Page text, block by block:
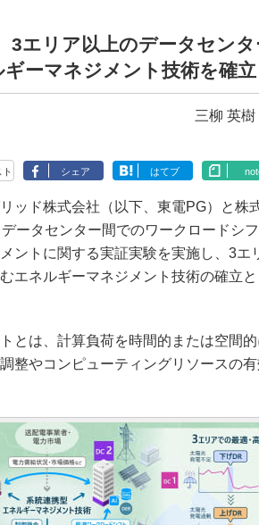
3エリア以上のデータセン
ーマネジメント技術を確立
三柳 英樹
ト シェア はてブ
ッド株式会社（以下、東電PG）と株
ータセンター間でのワークロードシ
ントに関する実証実験を実施し、3エ
エネルギーマネジメント技術の確立
とは、計算負荷を時間的または空間的
整やコンピューティングリソースの